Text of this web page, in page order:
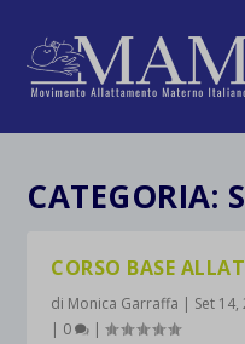
CATEGORIA:
CORSO BASE
di Monica Garraffa | Set 14,
| 0 |